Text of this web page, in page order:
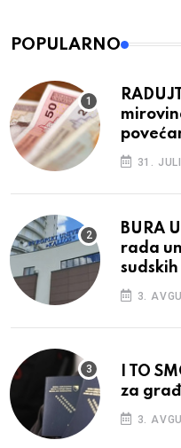
POPULARNO
31.
BURA
rada
3.
I TO
za
3.